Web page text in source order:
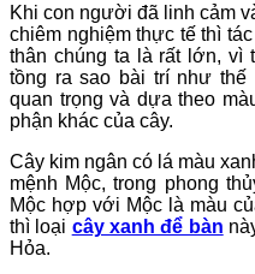
Khi con người đã linh cảm
chiêm nghiệm thực tế thì
thân chúng ta là rất lớn, vì
tồng ra sao bài trí như
quan trọng và dựa theo
phận khác của cây.
Cây kim ngân có lá màu
mệnh Mộc, trong phong
Mộc hợp với Mộc là màu
thì loại cây xanh để bàn
Hỏa.